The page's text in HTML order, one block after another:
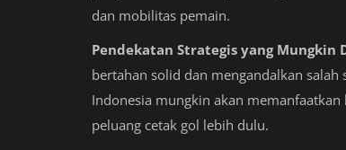
dan mobilitas pemain.
Pendekatan Strategis yang Mungkin
bertahan solid dan mengandalkan
Indonesia mungkin akan
peluang cetak gol lebih dulu.